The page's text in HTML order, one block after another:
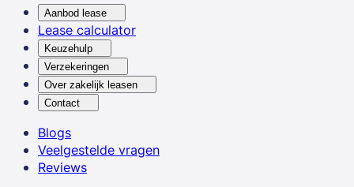
Aanbod lease
Lease calculator
Keuzehulp
Verzekeringen
Over zakelijk leasen
Contact
Blogs
Veelgestelde vragen
Reviews